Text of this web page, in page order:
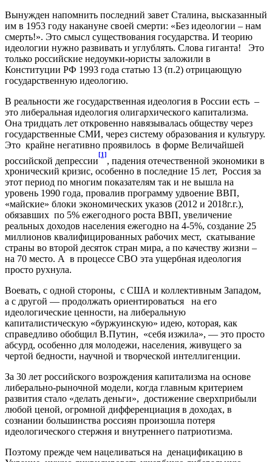
Вынужден напомнить последний завет Сталина, высказанный
им в 1953 году накануне своей смерти: «Без идеологии – нам
смерть!». Это смысл существования государства. И теорию
идеологии нужно развивать и углублять. Слова гиганта! Это
только российские недоумки-юристы заложили в
Конституции РФ 1993 года статью 13 (п.2) отрицающую
государственную идеологию.
В реальности же государственная идеология в России есть –
это либеральная идеология олигархического капитализма.
Она тридцать лет откровенно навязывалась обществу через
государственные СМИ, через систему образования и культуру.
Это крайне негативно проявилось в форме Величайшей
российской депрессии
[1]
, падения отечественной экономики в
хронический кризис, особенно в последние 15 лет, Россия за
этот период по многим показателям так и не вышла на
уровень 1990 года, провалив программу удвоение ВВП,
«майские» блоки экономических указов (2012 и 2018г.г.),
обязавших по 5% ежегодного роста ВВП, увеличение
реальных доходов населения ежегодно на 4-5%, создание 25
миллионов квалифицированных рабочих мест, скатывание
страны во второй десяток стран мира, а по качеству жизни –
на 70 место. А в процессе СВО эта ущербная идеология
просто рухнула.
Воевать, с одной стороны, с США и коллективным Западом,
а с другой — продолжать ориентироваться на его
идеологические ценности, на либеральную
капиталистическую «буржуинскую» идею, которая, как
справедливо обобщил В.Путин, «себя изжила», — это просто
абсурд, особенно для молодежи, населения, живущего за
чертой бедности, научной и творческой интеллигенции.
За 30 лет российского возрождения капитализма на основе
либерально-рыночной модели, когда главным критерием
развития стало «делать деньги», достижение сверхприбыли
любой ценой, огромной дифференциация в доходах, в
сознании большинства россиян произошла потеря
идеологического стержня и внутреннего патриотизма.
Поэтому прежде чем нацеливаться на денацификацию в